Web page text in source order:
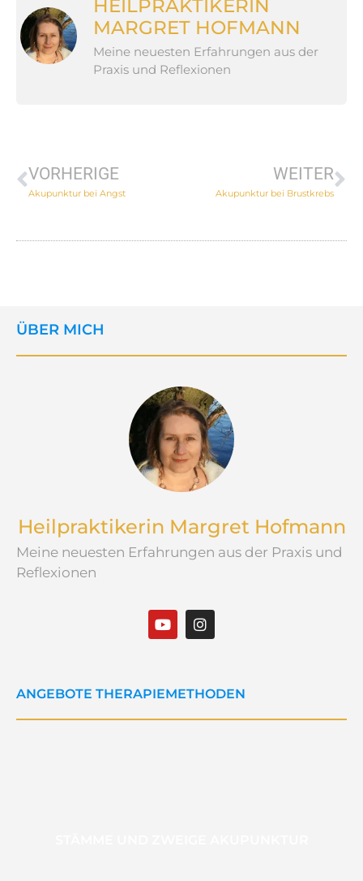
HEILPRAKTIKERIN
MARGRET HOFMANN
Meine neuesten Erfahrungen aus der
Praxis und Reflexionen
VORHERIGE
Akupunktur bei Angst
WEITER
Akupunktur bei Brustkrebs
ÜBER MICH
Heilpraktikerin Margret Hofmann
Meine neuesten Erfahrungen aus der Praxis und
Reflexionen
ANGEBOTE THERAPIEMETHODEN